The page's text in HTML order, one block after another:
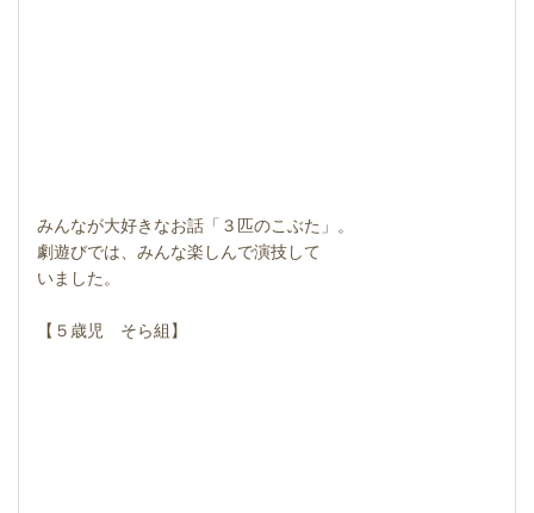
みんなが大好きなお話「３匹のこぶた」。
劇遊びでは、みんな楽しんで演技して
いました。
【５歳児 そら組】